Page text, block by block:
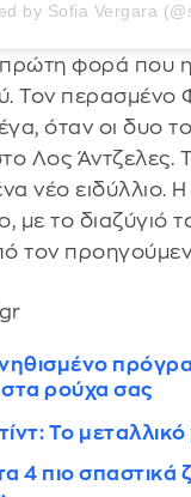
by Sofia Vergara
πρώτη φορά που
Τον περασμένο
όταν οι δυο
Λος Άντζελες.
νέο
με το διαζύγιό
τον
ρούχα σας
Το μεταλλικό
4 πιο